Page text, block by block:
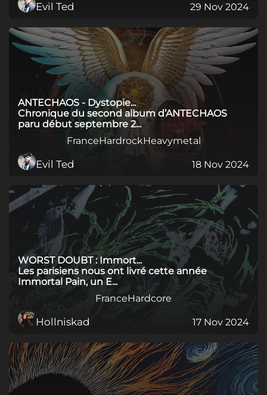
Evil Ted 29 Nov 2024
ANTECHAOS - Dystopie...
Chronique du second album d’ANTECHAOS
paru début septembre 2...
FranceHardrockHeavymetal
Evil Ted 18 Nov 2024
WORST DOUBT : Immort...
Les parisiens nous ont livré cette année
Immortal Pain, un E...
FranceHardcore
Hollniskad 17 Nov 2024